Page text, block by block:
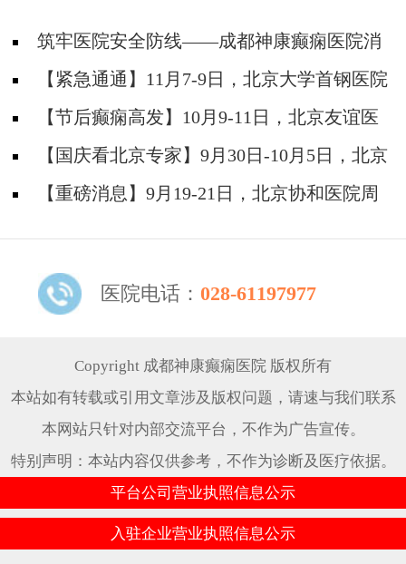
筑牢医院安全防线——成都神康癫痫医院消
防安全培训纪实
【紧急通通】11月7-9日，北京大学首钢医院
神经内科胡颖教授亲临成都会诊，破解癫痫疑难
【节后癫痫高发】10月9-11日，北京友谊医
院陈葵博士免费会诊+治疗援助，破解癫痫难
题！
【国庆看北京专家】9月30日-10月5日，北京
天坛&首钢医院两大专家蓉城亲诊+癫痫大额救
【重磅消息】9月19-21日，北京协和医院周
医院电话： 028-61197977
Copyright 成都神康癫痫医院 版权所有
本站如有转载或引用文章涉及版权问题，请速与我们联系
本网站只针对内部交流平台，不作为广告宣传。
特别声明：本站内容仅供参考，不作为诊断及医疗依据。
平台公司营业执照信息公示
入驻企业营业执照信息公示